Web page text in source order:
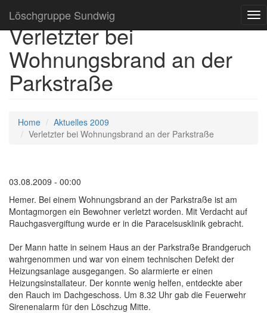
Löschgruppe Sundwig
Verletzter bei
Wohnungsbrand an der
Parkstraße
Home
Aktuelles 2009
Verletzter bei Wohnungsbrand an der Parkstraße
03.08.2009 - 00:00
Hemer. Bei einem Wohnungsbrand an der Parkstraße ist am
Montagmorgen ein Bewohner verletzt worden. Mit Verdacht auf
Rauchgasvergiftung wurde er in die Paracelsusklinik gebracht.
Der Mann hatte in seinem Haus an der Parkstraße Brandgeruch
wahrgenommen und war von einem technischen Defekt der
Heizungsanlage ausgegangen. So alarmierte er einen
Heizungsinstallateur. Der konnte wenig helfen, entdeckte aber
den Rauch im Dachgeschoss. Um 8.32 Uhr gab die Feuerwehr
Sirenenalarm für den Löschzug Mitte.